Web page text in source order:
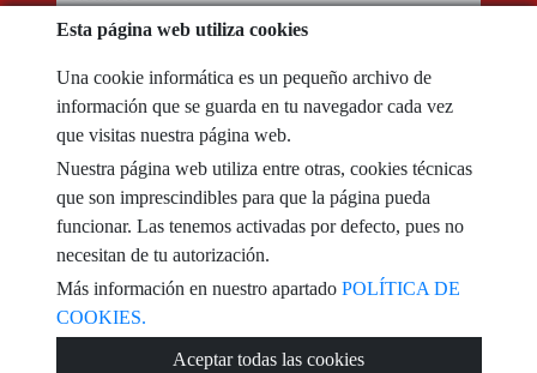
e-mail
He leído y acepto las condiciones de uso y
mensaje
Esta página web utiliza cookies
Una cookie informática es un pequeño archivo de
información que se guarda en tu navegador cada vez
que visitas nuestra página web.
Nuestra página web utiliza entre otras, cookies técnicas
que son imprescindibles para que la página pueda
funcionar. Las tenemos activadas por defecto, pues no
necesitan de tu autorización.
Más información en nuestro apartado POLÍTICA DE
COOKIES.
Aceptar todas las cookies